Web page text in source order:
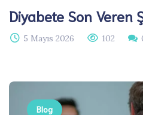
Diyabete Son Veren
5 Mayıs 2026 102
Blog